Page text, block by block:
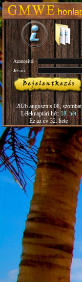
Azonosító:
Jelszó:
2026 augusztus 08, szombat
Léleknaptári hét:18. hét
Ez az év 32. hete